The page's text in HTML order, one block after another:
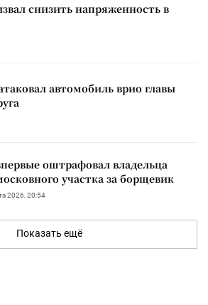
снизить напряженность в
автомобиль врио главы
оштрафовал владельца
участка за борщевик
2026, 20:54
Показать ещё